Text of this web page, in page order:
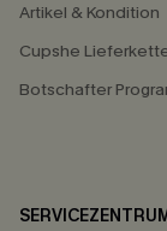
Artikel & Kondition
Cupshe
Botschafter